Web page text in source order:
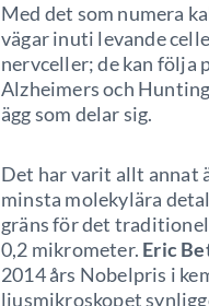
Med det som numera
vägar inuti levande
nervceller; de kan följa
Alzheimers och
ägg som delar sig.
Det har varit allt annat
minsta molekylära
gräns för det
0,2 mikrometer. Eric
2014 års Nobelpris i
ljusmikroskopet